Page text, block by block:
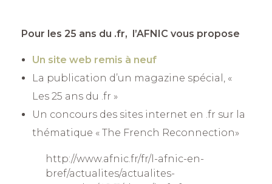
Pour les 25 ans du .fr, l’AFNIC vous propose
Un site web remis à neuf
La publication d’un magazine spécial, «
Les 25 ans du .fr »
Un concours des sites internet en .fr sur la
thématique « The French Reconnection»
http://www.afnic.fr/fr/l-afnic-en-
bref/actualites/actualites-